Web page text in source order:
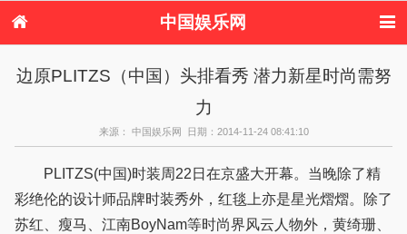
中国娱乐网
电视剧
演唱会 综艺节目
偶像活动
边原PLITZS（中国）头排看秀 潜力新星时尚需努
力
来源： 中国娱乐网 日期：2014-11-24 08:41:10
PLITZS(中国)时装周22日在京盛大开幕。当晚除了精
彩绝伦的设计师品牌时装秀外，红毯上亦是星光熠熠。除了
苏红、瘦马、江南BoyNam等时尚界风云人物外，黄绮珊、